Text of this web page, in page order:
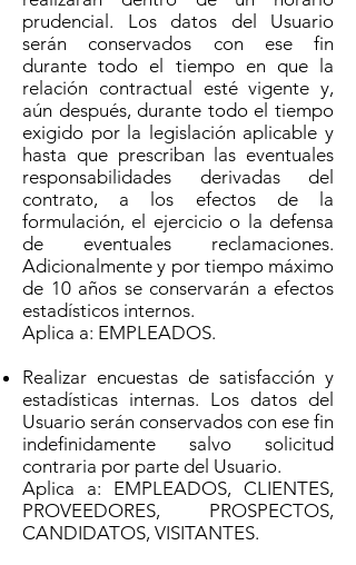
prudencial. Los datos del Usuario
serán conservados con ese fin
durante todo el tiempo en que la
relación contractual esté vigente y,
aún después, durante todo el tiempo
exigido por la legislación aplicable y
hasta que prescriban las eventuales
responsabilidades derivadas del
contrato, a los efectos de la
formulación, el ejercicio o la defensa
de eventuales reclamaciones.
Adicionalmente y por tiempo máximo
de 10 años se conservarán a efectos
estadísticos internos.
Aplica a: EMPLEADOS.
Realizar encuestas de satisfacción y
estadísticas internas. Los datos del
Usuario serán conservados con ese fin
indefinidamente salvo solicitud
contraria por parte del Usuario.
Aplica a: EMPLEADOS, CLIENTES,
PROVEEDORES, PROSPECTOS,
CANDIDATOS, VISITANTES.